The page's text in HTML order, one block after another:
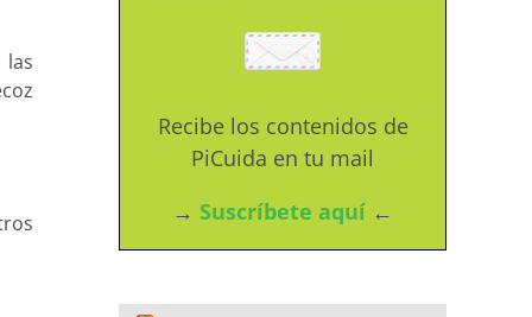
las
Recibe los contenidos de
PiCuida en tu mail
→ Suscríbete aquí ←